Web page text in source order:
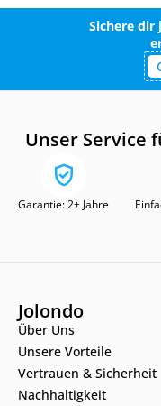
Sichere dir
Unser Service
Garantie: 2+ Jahre
Jolondo
Über Uns
Unsere Vorteile
Vertrauen & Sicherheit
Nachhaltigkeit